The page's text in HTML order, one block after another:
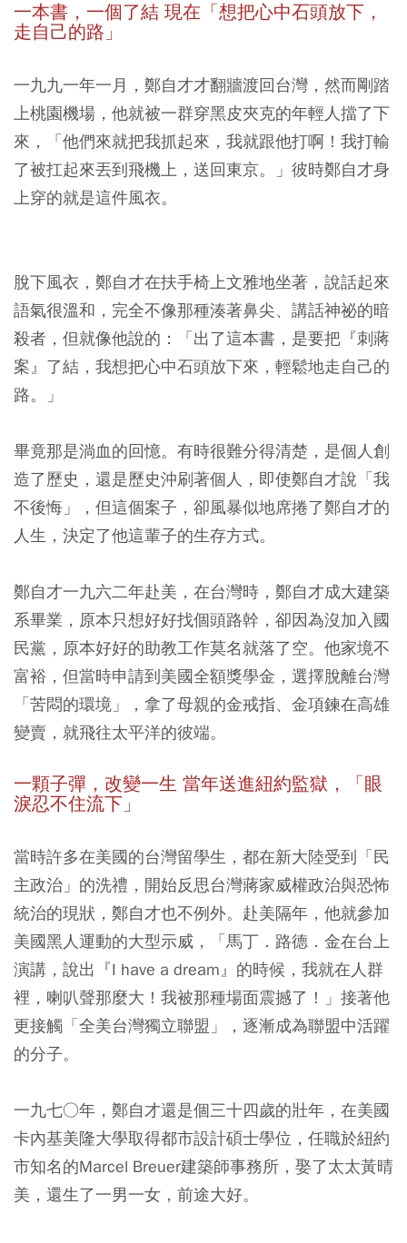
一本書，一個了結 現在「想把心中石頭放下，
走自己的路」
一九九一年一月，鄭自才才翻牆渡回台灣，然而剛踏
上桃園機場，他就被一群穿黑皮夾克的年輕人擋了下
來，「他們來就把我抓起來，我就跟他打啊！我打輸
了被扛起來丟到飛機上，送回東京。」彼時鄭自才身
上穿的就是這件風衣。
脫下風衣，鄭自才在扶手椅上文雅地坐著，說話起來
語氣很溫和，完全不像那種湊著鼻尖、講話神祕的暗
殺者，但就像他說的：「出了這本書，是要把『刺蔣
案』了結，我想把心中石頭放下來，輕鬆地走自己的
路。」
畢竟那是淌血的回憶。有時很難分得清楚，是個人創
造了歷史，還是歷史沖刷著個人，即使鄭自才說「我
不後悔」，但這個案子，卻風暴似地席捲了鄭自才的
人生，決定了他這輩子的生存方式。
鄭自才一九六二年赴美，在台灣時，鄭自才成大建築
系畢業，原本只想好好找個頭路幹，卻因為沒加入國
民黨，原本好好的助教工作莫名就落了空。他家境不
富裕，但當時申請到美國全額獎學金，選擇脫離台灣
「苦悶的環境」，拿了母親的金戒指、金項鍊在高雄
變賣，就飛往太平洋的彼端。
一顆子彈，改變一生 當年送進紐約監獄，「眼
淚忍不住流下」
當時許多在美國的台灣留學生，都在新大陸受到「民
主政治」的洗禮，開始反思台灣蔣家威權政治與恐怖
統治的現狀，鄭自才也不例外。赴美隔年，他就參加
美國黑人運動的大型示威，「馬丁．路德．金在台上
演講，說出『I have a dream』的時候，我就在人群
裡，喇叭聲那麼大！我被那種場面震撼了！」接著他
更接觸「全美台灣獨立聯盟」，逐漸成為聯盟中活躍
的分子。
一九七○年，鄭自才還是個三十四歲的壯年，在美國
卡內基美隆大學取得都市設計碩士學位，任職於紐約
市知名的Marcel Breuer建築師事務所，娶了太太黃晴
美，還生了一男一女，前途大好。